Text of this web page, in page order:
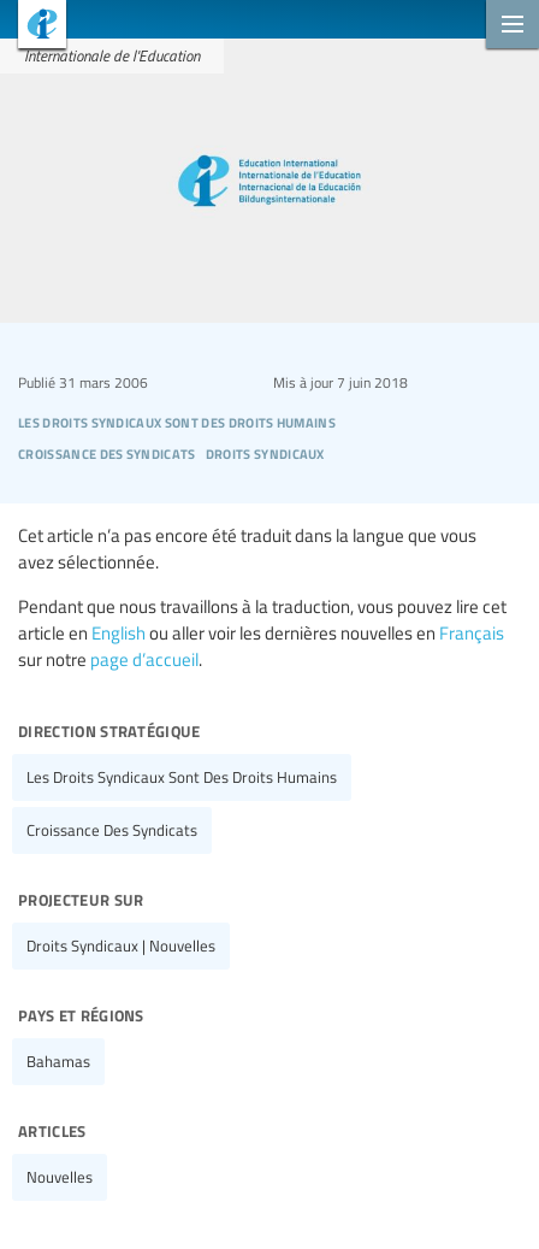
Internationale de l'Education
les droits syndicaux sont des droits humains
croissance des syndicats droits syndicaux
Publié 31 mars 2006 Mis à jour7 juin 2018
Cet article n’a pas encore été traduit dans la langue que vous
avez sélectionnée.
Pendant que nous travaillons à la traduction, vous pouvez lire cet
article en English ou aller voir les dernières nouvelles en Français
sur notre page d’accueil.
direction stratégique
Les Droits Syndicaux Sont Des Droits Humains
Croissance Des Syndicats
projecteur sur
Droits Syndicaux | Nouvelles
pays et régions
Bahamas
articles
Nouvelles